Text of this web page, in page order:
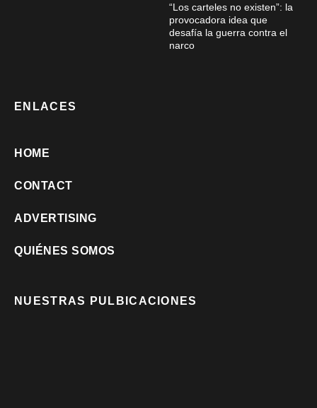
“Los carteles no existen”: la
provocadora idea que
desafía la guerra contra el
narco
ENLACES
HOME
CONTACT
ADVERTISING
QUIÉNES SOMOS
NUESTRAS PULBICACIONES